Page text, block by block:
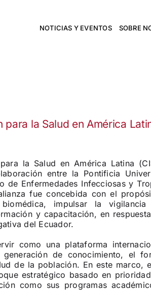
NOTICIAS Y EVENTOS SOBRE
la Salud en América
la Salud en América Latina
entre la Pontificia
de Enfermedades Infecciosas y
fue concebida con el
impulsar la vigilancia
y capacitación, en
del Ecuador.
como una plataforma
de conocimiento, el
de la población. En este marco,
estratégico basado en
como sus programas